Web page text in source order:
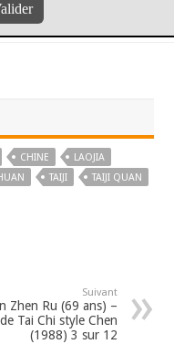
CHINE
LAOJIA
TAIJI
TAIJI QUAN
Suivant
Zhen Ru (69 ans) –
Tai Chi style Chen
(1988) 3 sur 12